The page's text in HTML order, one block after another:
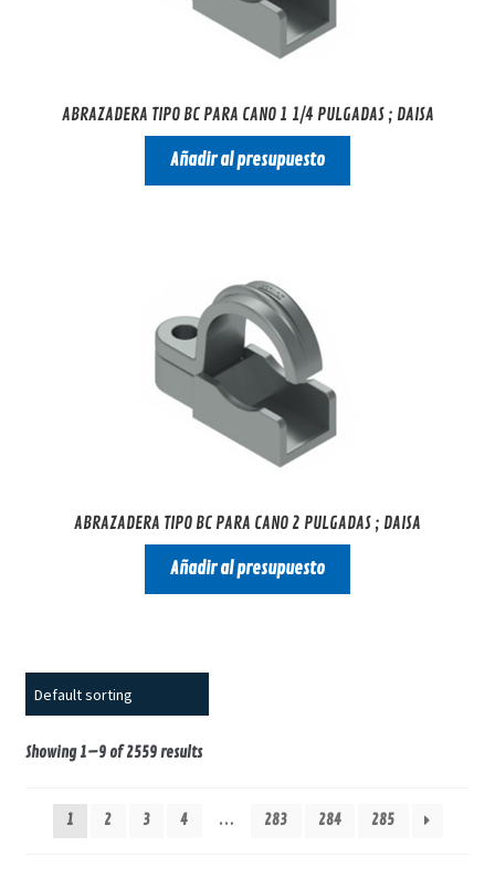
ABRAZADERA TIPO BC PARA CANO 1 1/4 PULGADAS ; DAISA
Añadir al presupuesto
ABRAZADERA TIPO BC PARA CANO 2 PULGADAS ; DAISA
Añadir al presupuesto
Showing 1–9 of 2559 results
1 2 3 4 … 283 284 285